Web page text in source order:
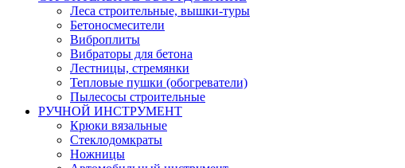
Леса строительные, вышки-туры
Бетоносмесители
Виброплиты
Вибраторы для бетона
Лестницы, стремянки
Тепловые пушки (обогреватели)
Пылесосы строительные
РУЧНОЙ ИНСТРУМЕНТ
Крюки вязальные
Стеклодомкраты
Ножницы